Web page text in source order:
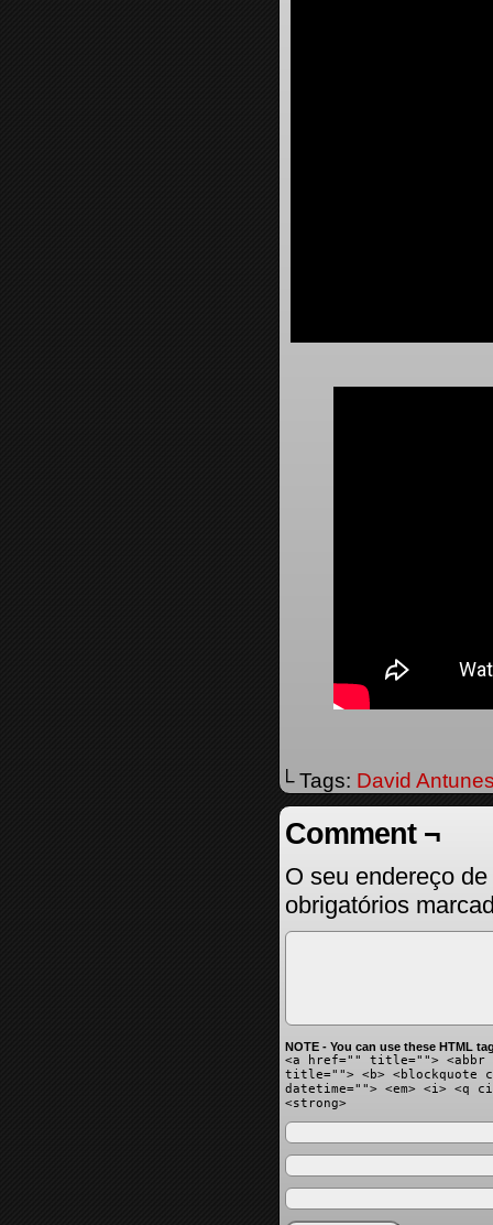
└ Tags: David
Comment ¬
O seu endereço
obrigatórios
NOTE - You can use these HTML
<a href="" title=""> <abbr
title=""> <b> <blockquote
datetime=""> <em> <i> <q
<strong>